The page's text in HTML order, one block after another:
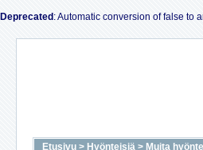
Deprecated : Automatic conversion of false to
Etusivu > Hyönteisiä > Muita